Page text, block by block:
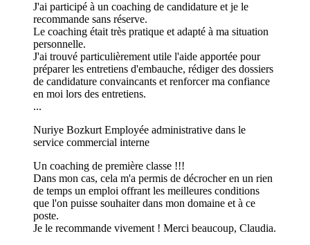
J'ai participé à un coaching de candidature et je le
recommande sans réserve.
Le coaching était très pratique et adapté à ma situation
personnelle.
J'ai trouvé particulièrement utile l'aide apportée pour
préparer les entretiens d'embauche, rédiger des dossiers
de candidature convaincants et renforcer ma confiance
en moi lors des entretiens.
...
Nuriye Bozkurt Employée administrative dans le
service commercial interne
Un coaching de première classe !!!
Dans mon cas, cela m'a permis de décrocher en un rien
de temps un emploi offrant les meilleures conditions
que l'on puisse souhaiter dans mon domaine et à ce
poste.
Je le recommande vivement ! Merci beaucoup, Claudia.